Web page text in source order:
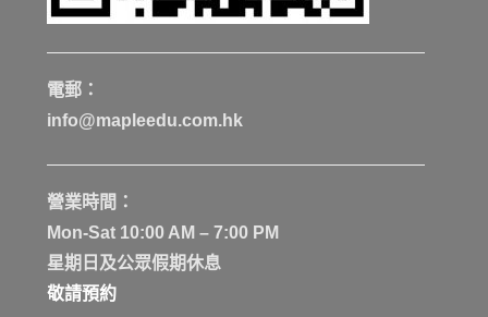
電郵：
info@mapleedu.com.hk
營業時間：
Mon-Sat 10:00 AM – 7:00 PM
星期日及公眾假期休息
敬請預約